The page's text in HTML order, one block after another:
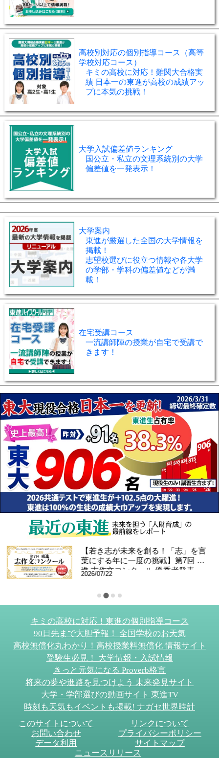
高校別対応の個別指導コース（高等
学校対応コース）
キミの高校に対応！難関大合格実
績 日本一の東進が高校の成績アッ
プに本気の挑戦！
大学入試偏差値ランキング
国公立・私立の文理系統別の大学
偏差値を一発表示！
大学案内
東進が厳選した全国の大学情報を
掲載！
志望校選びに役立つ情報や各大学
の学部・学科の偏差値などが満
載！
在宅受講コース
一流講師陣の授業が自宅で受講で
きます！
【若き志が未来を創る！「志」を言
葉にする年に一度の挑戦】第7回 東
進 志作文コンクール 優秀者発表
2026/07/22
キミの高校に対応！東進の個別指導コース
90日先まで大胆予報！ 全国学校のお天気
高校無償化丸わかり！高校授業料無償化 情報サイト
受験生必見！ 大学情報・入試情報
きっと元気になる Proverb格言
将来の夢や進路を見つけよう 未来発見サイト
大学・学部選びの動画サイト 東進TV
時刻も天気もイベントも掲載! ナガセ世界時計
このサイトについて
リンクについて
お問い合わせ
プライバシーポリシー
データ利用
サイトマップ
ニュースリリース